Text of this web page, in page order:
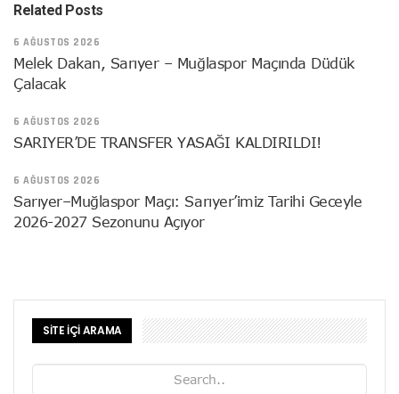
Related Posts
6 AĞUSTOS 2026
Melek Dakan, Sarıyer – Muğlaspor Maçında Düdük
Çalacak
6 AĞUSTOS 2026
SARIYER’DE TRANSFER YASAĞI KALDIRILDI!
6 AĞUSTOS 2026
Sarıyer–Muğlaspor Maçı: Sarıyer’imiz Tarihi Geceyle
2026-2027 Sezonunu Açıyor
SİTE İÇİ ARAMA